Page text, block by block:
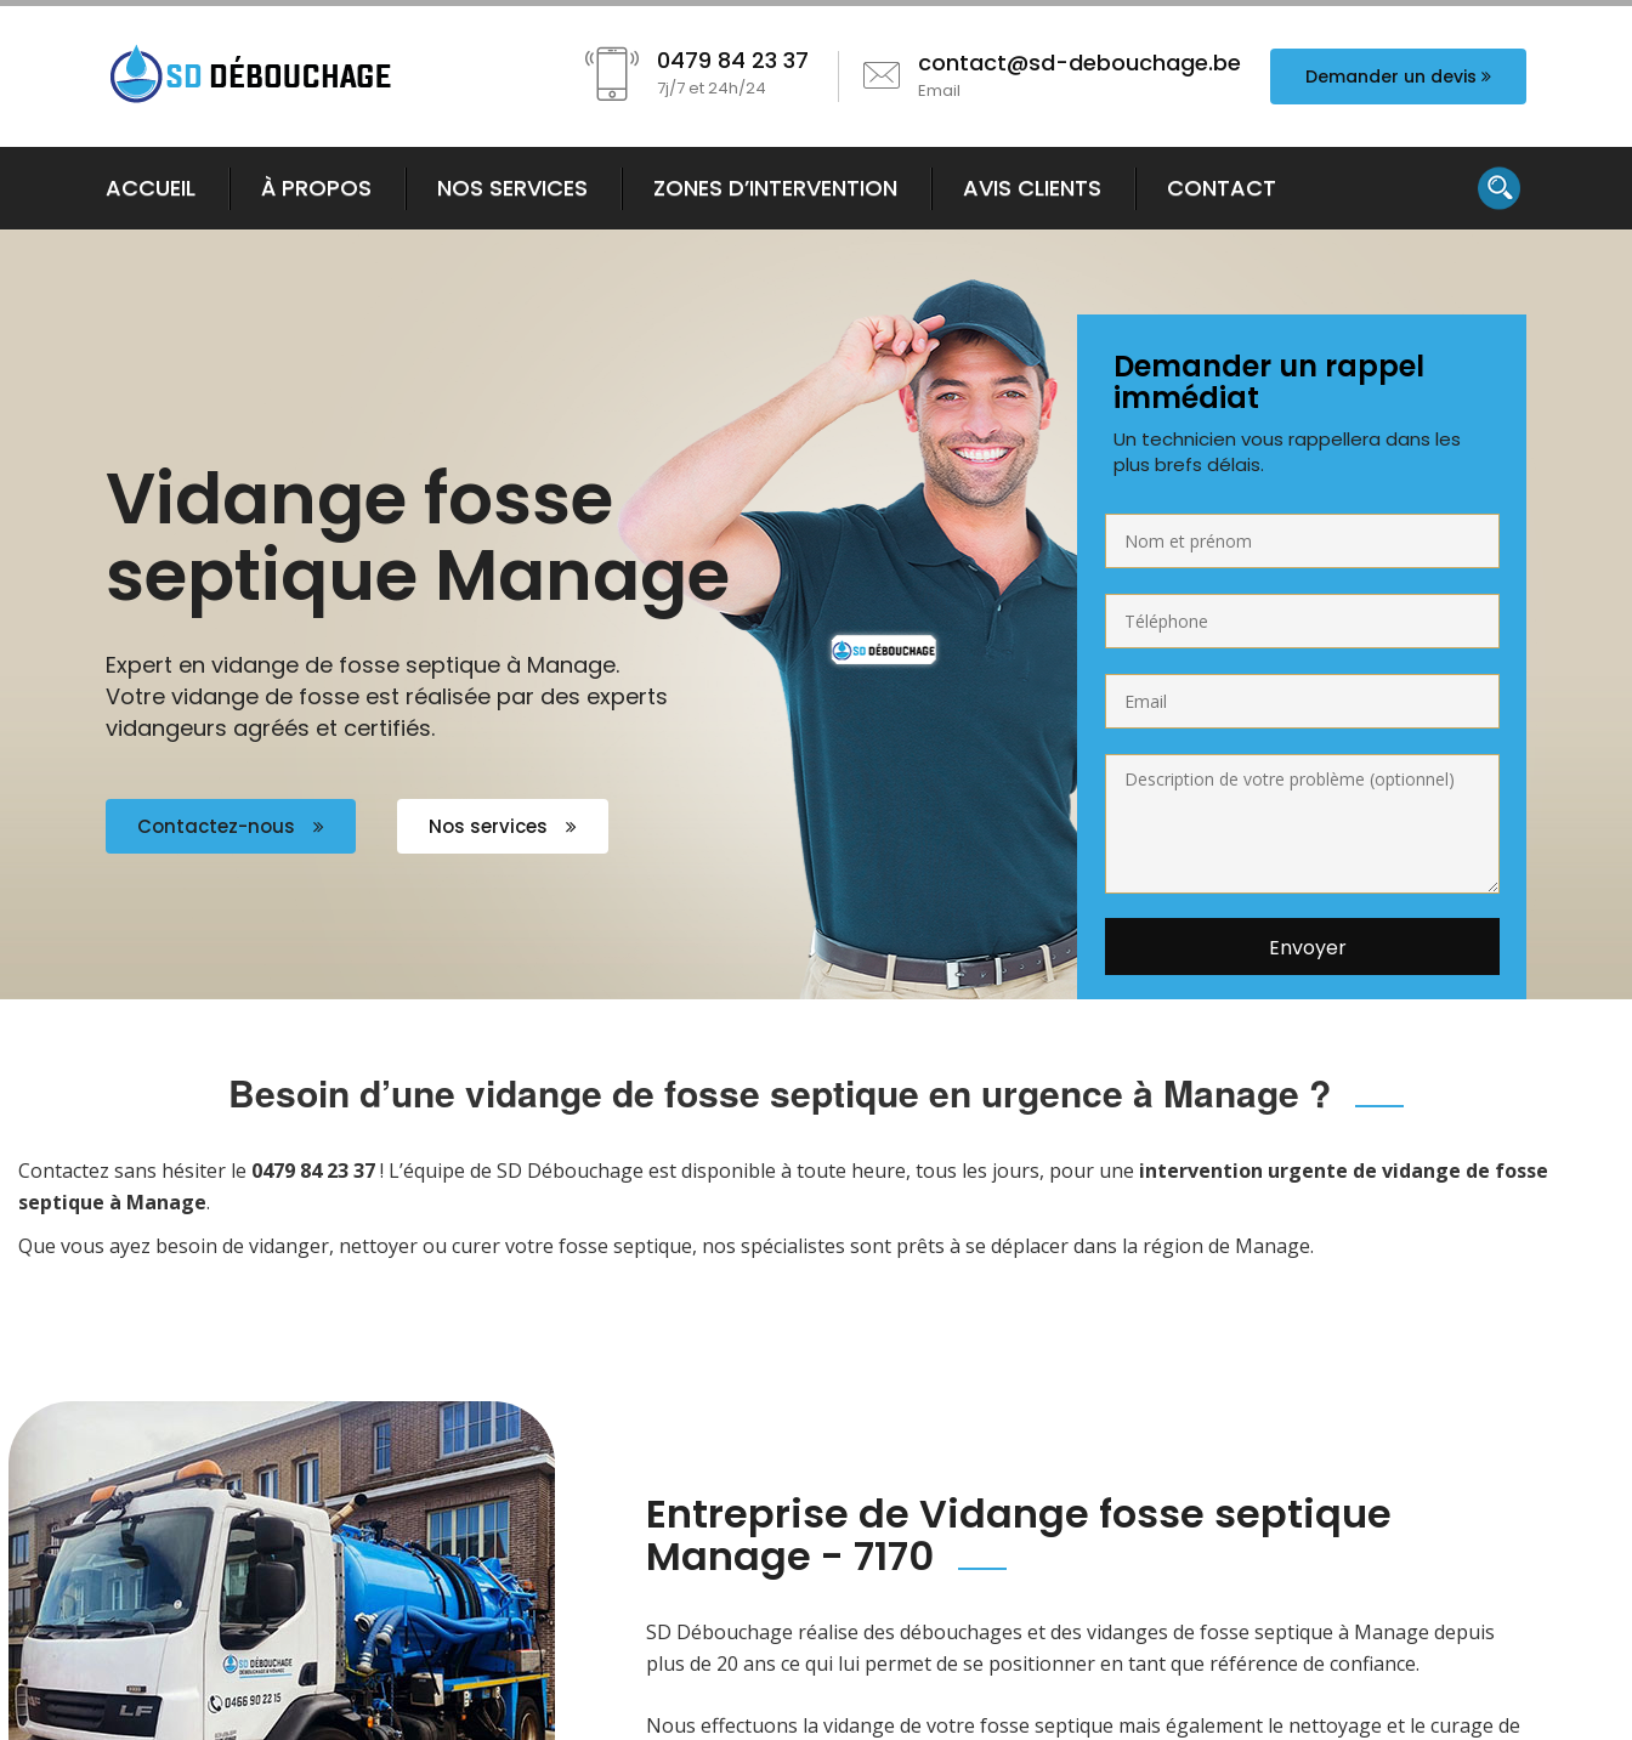
0479 84 23 37
7j/7 et 24h/24
contact@sd-debouchage.be
Email
Demander un devis
ACCUEIL À PROPOS NOS SERVICES ZONES D’INTERVENTION AVIS CLIENTS CONTACT
Vidange fosse
septique Manage
Expert en vidange de fosse septique à Manage.
Votre vidange de fosse est réalisée par des experts
vidangeurs agréés et certifiés.
Contactez-nous Nos services
Demander un rappel
immédiat
Un technicien vous rappellera dans les
plus brefs délais.
Besoin d’une vidange de fosse septique en urgence à Manage ?
Contactez sans hésiter le 0479 84 23 37! L’équipe de SD Débouchage est disponible à toute heure, tous les jours, pour une intervention urgente de vidange de fosse
septique à Manage.
Que vous ayez besoin de vidanger, nettoyer ou curer votre fosse septique, nos spécialistes sont prêts à se déplacer dans la région de Manage.
Entreprise de Vidange fosse septique
Manage - 7170
SD Débouchage réalise des débouchages et des vidanges de fosse septique à Manage depuis
plus de 20 ans ce qui lui permet de se positionner en tant que référence de confiance.
Nous effectuons la vidange de votre fosse septique mais également le nettoyage et le curage de